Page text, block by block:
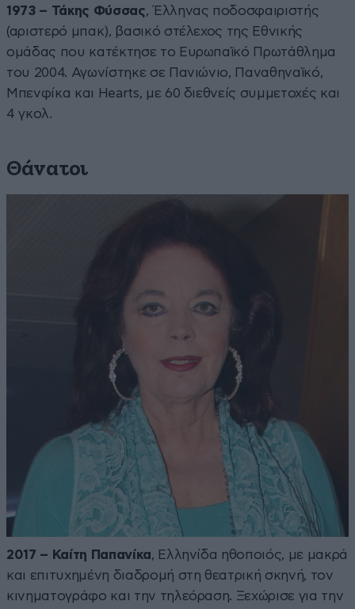
1973 – Τάκης Φύσσας, Έλληνας ποδοσφαιριστής
(αριστερό μπακ), βασικό στέλεχος της Εθνικής
ομάδας που κατέκτησε το Ευρωπαϊκό Πρωτάθλημα
του 2004. Αγωνίστηκε σε Πανιώνιο, Παναθηναϊκό,
Μπενφίκα και Hearts, με 60 διεθνείς συμμετοχές και
4 γκολ.
Θάνατοι
2017 – Καίτη Παπανίκα, Ελληνίδα ηθοποιός, με μακρά
και επιτυχημένη διαδρομή στη θεατρική σκηνή, τον
κινηματογράφο και την τηλεόραση. Ξεχώρισε για την